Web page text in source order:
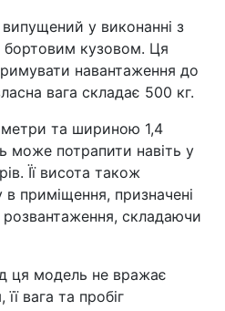
у виконанні з
бортовим кузовом. Ця
навантаження до
вага складає 500 кг.
та шириною 1,4
може потрапити навіть у
Її висота також
в приміщення, призначені
складаючи
ця модель не вражає
вага та пробіг